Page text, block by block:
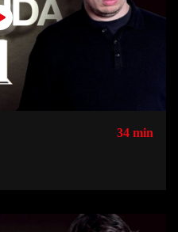
34 min